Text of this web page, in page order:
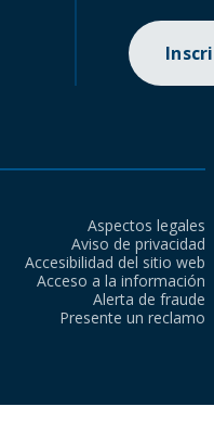
Aspectos legales
Aviso de privacidad
Accesibilidad del sitio web
Acceso a la información
Alerta de fraude
Presente un reclamo